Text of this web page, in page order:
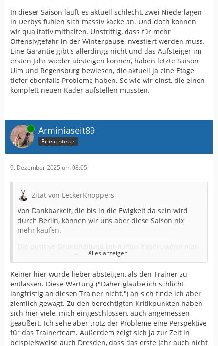
In dieser Saison läuft es aktuell schlecht, zwei Niederlagen
in Derbys fühlen sich massiv kacke an. Und doch können
wir qualitativ mithalten. Unstrittig, dass für mehr
Offensivgefahr in der Winterpause investiert werden muss.
Eine Garantie gibt's allerdings nicht und das Aufsteiger im
ersten Jahr wieder absteigen können, haben letzte Saison
Ulm und Regensburg bewiesen, die aktuell ja eine Etage
tiefer ebenfalls Probleme haben. So wie wir einst, die einen
komplett neuen Kader aufstellen mussten.
Online Arminiaseit89
Erleuchteter
9. Dezember 2025 um 08:05
Zitat von LeckerKnoppers
Von Dankbarkeit, die bis in die Ewigkeit da sein wird
durch Berlin, können wir uns aber diese Saison nix
mehr kaufen.
grundsätzlich an Trainer und Konzept glaubt, das tue
Das "beste Jahr" der Vereinsgeschichte ist halt auch
nicht unbedingt richtig in der Beschreibung. Im Februar
war man sich sogar hier mehrheitlich einig, der Trainer
muss weg. Und ein Jahr in Liga 3 ist erstmal an sich kein
richtig gutes Jahr. Natürlich steht am Ende der Aufstieg,
Westfalenpokal und Berlin als nahezu maximal
möglicher Erfolg, aber es war eben "nur" ein Lauf am
Alles anzeigen
Keiner hier würde lieber absteigen, als den Trainer zu
entlassen. Diese Wertung ("Daher glaube ich schlicht
langfristig an diesen Trainer nicht.") an sich finde ich aber
ziemlich gewagt. Zu den berechtigten Kritikpunkten haben
sich hier viele, mich eingeschlossen, auch angemessen
geäußert. Ich sehe aber trotz der Probleme eine Perspektive
für das Trainerteam. Außerdem zeigt sich ja zur Zeit in
beispielsweise auch Dresden, dass das erste Jahr auch nicht